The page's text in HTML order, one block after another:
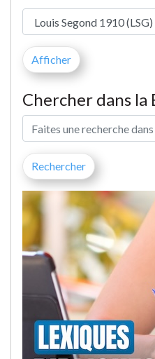
Chercher dans la